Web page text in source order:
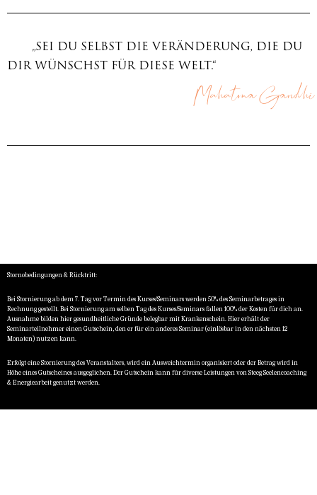
„SEI DU SELBST DIE VERÄNDERUNG, DIE DU
DIR WÜNSCHST FÜR DIESE WELT.“
Mahatma Gandhi
Stornobedingungen & Rücktritt:
Bei Stornierung ab dem 7. Tag vor Termin des Kurses/Seminars werden 50% des Seminarbetrages in
Rechnung gestellt. Bei Stornierung am selben Tag des Kurses/Seminars fallen 100% der Kosten für dich an.
Ausnahme bilden hier gesundheitliche Gründe belegbar mit Krankenschein. Hier erhält der
Seminarteilnehmer einen Gutschein, den er für ein anderes Seminar (einlösbar in den nächsten 12
Monaten) nutzen kann.
Erfolgt eine Stornierung des Veranstalters, wird ein Ausweichtermin organisiert oder der Betrag wird in
Höhe eines Gutscheines ausgeglichen. Der Gutschein kann für diverse Leistungen von Steeg Seelencoaching
& Energiearbeit genutzt werden.